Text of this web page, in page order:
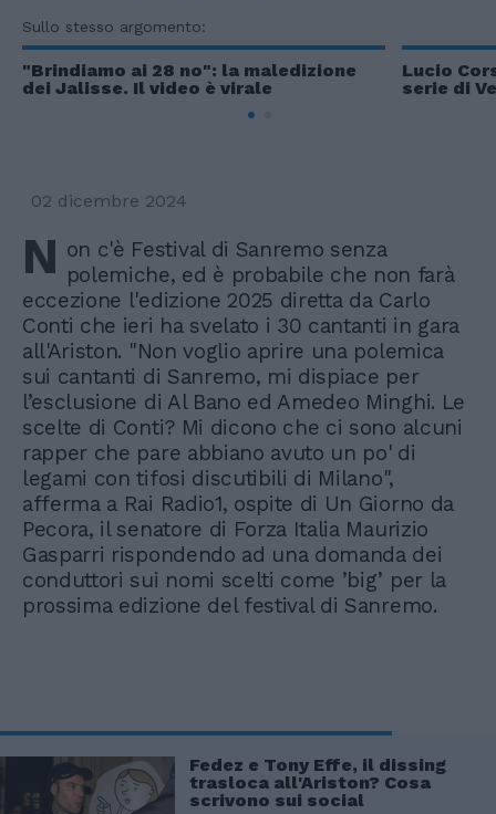
Sullo stesso argomento:
"Brindiamo ai 28 no": la maledizione
dei Jalisse. Il video è virale
Lucio
serie di
02 dicembre 2024
N on c'è Festival di Sanremo senza
polemiche, ed è probabile che non farà
eccezione l'edizione 2025 diretta da Carlo
Conti che ieri ha svelato i 30 cantanti in gara
all'Ariston. "Non voglio aprire una polemica
sui cantanti di Sanremo, mi dispiace per
l’esclusione di Al Bano ed Amedeo Minghi. Le
scelte di Conti? Mi dicono che ci sono alcuni
rapper che pare abbiano avuto un po' di
legami con tifosi discutibili di Milano",
afferma a Rai Radio1, ospite di Un Giorno da
Pecora, il senatore di Forza Italia Maurizio
Gasparri rispondendo ad una domanda dei
conduttori sui nomi scelti come ’big’ per la
prossima edizione del festival di Sanremo.
Fedez e Tony Effe, il dissing
trasloca all'Ariston? Cosa
scrivono sui social